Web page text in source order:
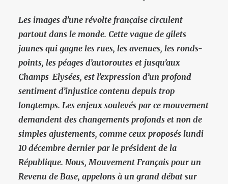
Les images d’une révolte française circulent
partout dans le monde. Cette vague de gilets
jaunes qui gagne les rues, les avenues, les ronds-
points, les péages d’autoroutes et jusqu’aux
Champs-Elysées, est l’expression d’un profond
sentiment d’injustice contenu depuis trop
longtemps. Les enjeux soulevés par ce mouvement
demandent des changements profonds et non de
simples ajustements, comme ceux proposés lundi
10 décembre dernier par le président de la
République. Nous, Mouvement Français pour un
Revenu de Base, appelons à un grand débat sur